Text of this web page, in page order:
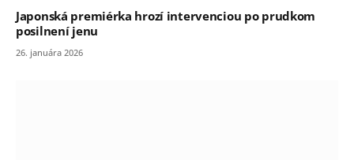
Japonská premiérka hrozí intervenciou po prudkom
posilnení jenu
26. januára 2026